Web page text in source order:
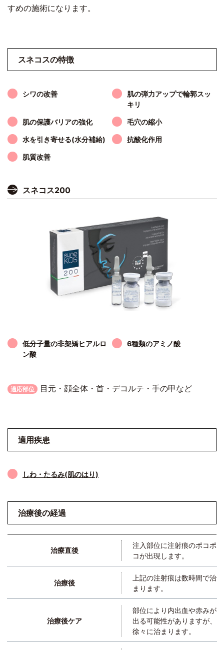
すめの施術になります。
スネコスの特徴
シワの改善
肌の弾力アップで輪郭スッ
キリ
肌の保護バリアの強化 毛穴の縮小
水を引き寄せる(水分補給) 抗酸化作用
肌質改善
スネコス200
低分子量の非架矯ヒアルロ
ン酸
6種類のアミノ酸
適応部位 目元・顔全体・首・デコルテ・手の甲など
適用疾患
しわ・たるみ(肌のはり)
治療後の経過
治療直後
注入部位に注射痕のポコポ
コが出現します。
治療後
上記の注射痕は数時間で治
まります。
治療後ケア
部位により内出血や赤みが
出る可能性がありますが、
徐々に治まります。